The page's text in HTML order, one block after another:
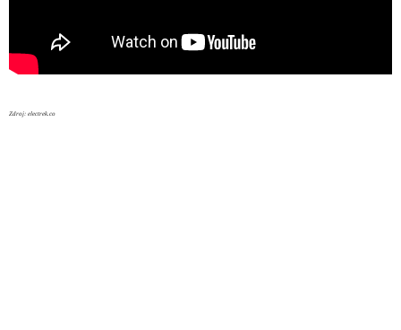
Zdroj: electrek.co